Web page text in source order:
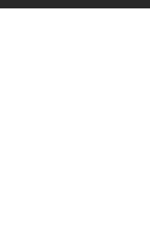
DERNIERS ARTICLES